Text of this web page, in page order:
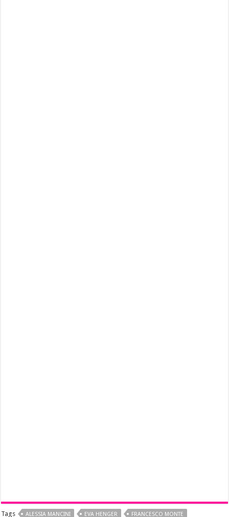
Tags ALESSIA MANCINI EVA HENGER FRANCESCO MONTE